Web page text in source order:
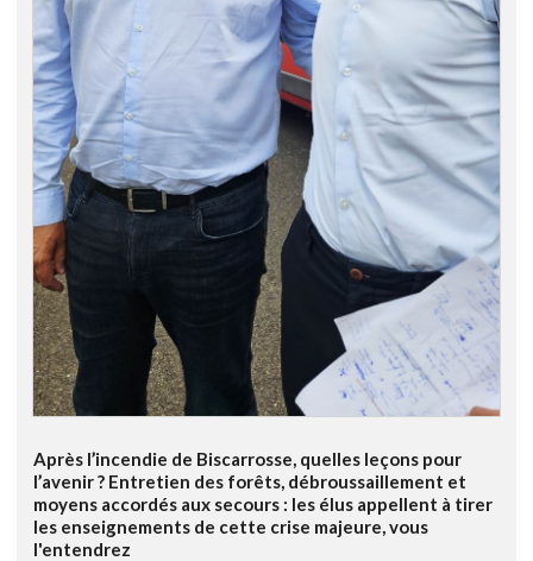
Après l’incendie de Biscarrosse, quelles leçons pour
l’avenir ? Entretien des forêts, débroussaillement et
moyens accordés aux secours : les élus appellent à tirer
les enseignements de cette crise majeure, vous
l'entendrez